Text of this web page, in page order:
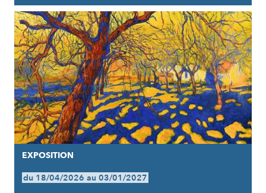
EXPOSITION
du 18/04/2026 au 03/01/2027